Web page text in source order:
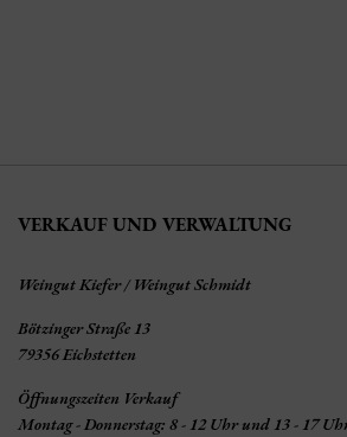
VERKAUF UND VERWALTUNG
Weingut Kiefer / Weingut Schmidt
Bötzinger Straße 13
79356 Eichstetten
Öffnungszeiten Verkauf
Montag - Donnerstag: 8 - 12 Uhr und 13 - 17